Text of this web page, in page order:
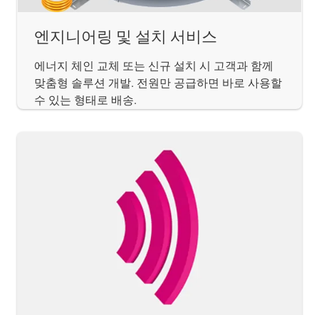
엔지니어링 및 설치 서비스
에너지 체인 교체 또는 신규 설치 시 고객과 함께
맞춤형 솔루션 개발. 전원만 공급하면 바로 사용할
수 있는 형태로 배송.